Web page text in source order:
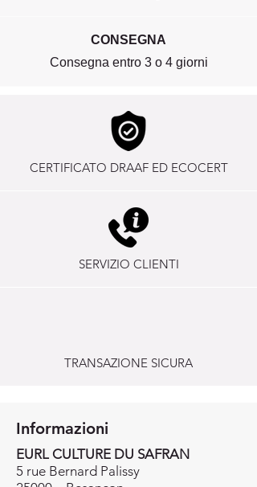
CONSEGNA
Consegna entro 3 o 4 giorni
CERTIFICATO DRAAF ED ECOCERT
SERVIZIO CLIENTI
TRANSAZIONE SICURA
Informazioni
EURL CULTURE DU SAFRAN
5 rue Bernard Palissy